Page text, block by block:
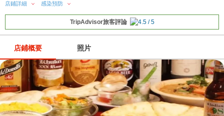
店鋪詳細 感染預防
TripAdvisor旅客評論
店鋪概要 照片